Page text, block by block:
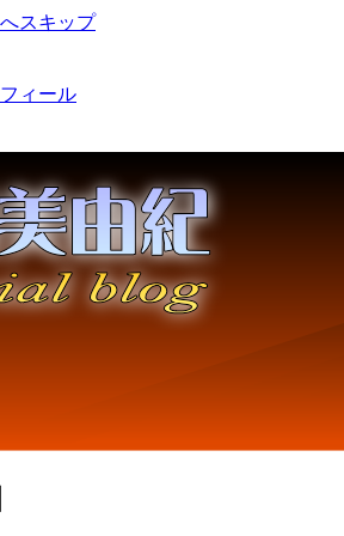
オフィシャルブロ
Official Blog
スキップ
ィール